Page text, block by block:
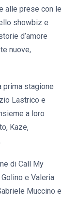
alle prese con le
showbiz e
d’amore
nuove,
prima stagione
Lastrico e
a loro
Kaze,
di Call My
e Valeria
Muccino e